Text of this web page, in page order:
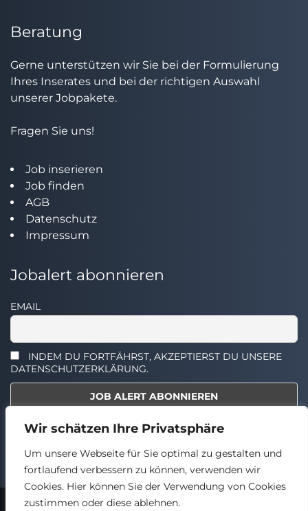
Wir schätzen Ihre Privatsphäre
Um unsere Webseite für Sie optimal zu gestalten und
fortlaufend verbessern zu können, verwenden wir
Cookies. Hier können Sie der Verwendung von Cookies
zustimmen oder diese ablehnen.
Beratung
Gerne unterstützen wir Sie bei der Formulierung
Ihres Inserates und bei der richtigen Auswahl
unserer Jobpakete.
Fragen Sie uns!
Job inserieren
Job finden
AGB
Datenschutz
Impressum
Jobalert abonnieren
EMAIL
INDEM DU FORTFÄHRST, AKZEPTIERST DU UNSERE
DATENSCHUTZERKLÄRUNG.
Select the widget you want to show.